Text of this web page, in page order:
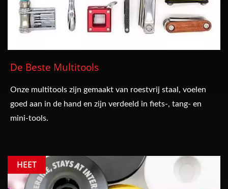
De Beste Multitools
Onze multitools zijn gemaakt van roestvrij staal, voelen
goed aan in de hand en zijn verdeeld in fiets-, tang- en
mini-tools.
HEET